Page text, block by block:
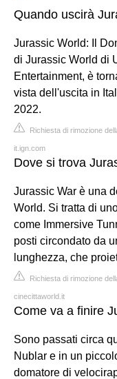
Quando uscirà
Jurassic World: Il
di Jurassic World di
Entertainment, è
vista dell'uscita in
2022.
Richiesta di rimozione
it.ign.com
Dove si trova
Jurassic War è una
World. Si tratta di
come Immersive
posti circondato da
lunghezza, che
Richiesta di rimozione
cinecittaworld.it
Come va a finire
Sono passati circa
Nublar e in un
domatore di